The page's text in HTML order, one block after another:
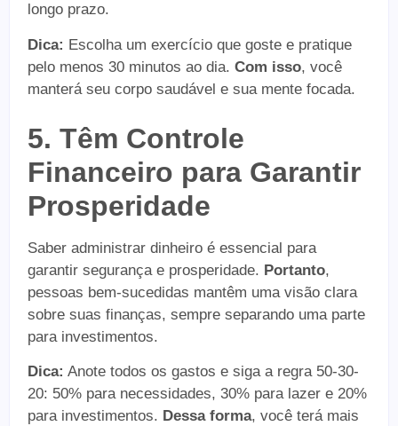
longo prazo.
Dica: Escolha um exercício que goste e pratique
pelo menos 30 minutos ao dia. Com isso, você
manterá seu corpo saudável e sua mente focada.
5. Têm Controle
Financeiro para Garantir
Prosperidade
Saber administrar dinheiro é essencial para
garantir segurança e prosperidade. Portanto,
pessoas bem-sucedidas mantêm uma visão clara
sobre suas finanças, sempre separando uma parte
para investimentos.
Dica: Anote todos os gastos e siga a regra 50-30-
20: 50% para necessidades, 30% para lazer e 20%
para investimentos. Dessa forma, você terá mais